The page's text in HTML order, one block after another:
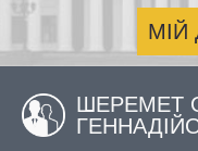
МІЙ
ШЕРЕМЕТ